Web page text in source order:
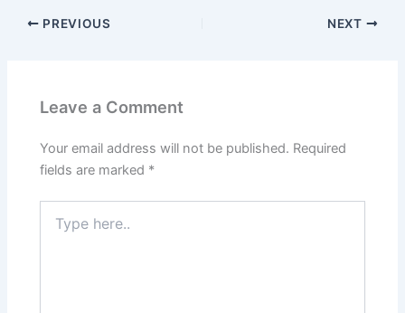
PREVIOUS NEXT
Leave a Comment
Your email address will not be published. Required
fields are marked *
here..